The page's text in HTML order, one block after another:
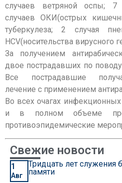
случаев ветряной оспы; 7
случаев ОКИ(острых
туберкулеза; 2 случая
HCV(носительства вирусного
За получением
двое пострадавших по
Все пострадавшие
лечение с применением
Во всех очагах
и в полном объеме
противоэпидемические
Свежие новости
1
Авг
Тридцать лет служения
памяти